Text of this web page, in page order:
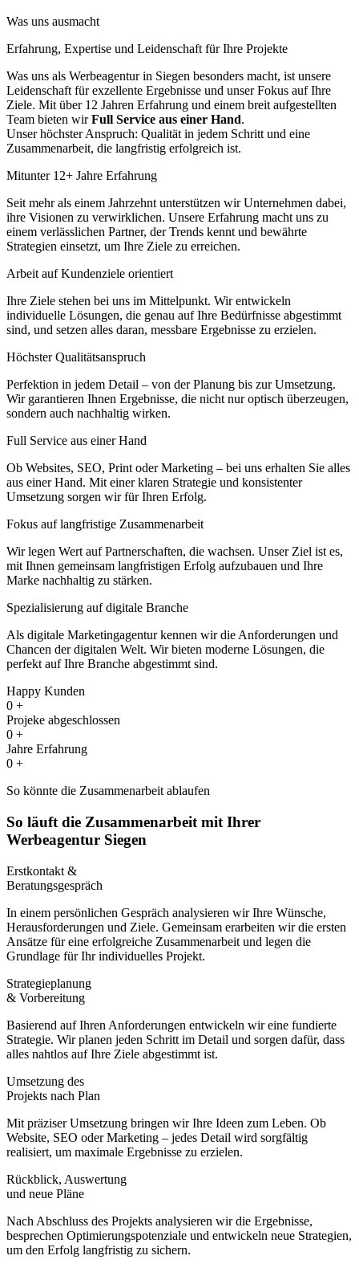
Was uns ausmacht
Erfahrung, Expertise und Leidenschaft für Ihre Projekte
Was uns als Werbeagentur in Siegen besonders macht, ist unsere
Leidenschaft für exzellente Ergebnisse und unser Fokus auf Ihre
Ziele. Mit über 12 Jahren Erfahrung und einem breit aufgestellten
Team bieten wirFull Service aus einer Hand.
Unser höchster Anspruch: Qualität in jedem Schritt und eine
Zusammenarbeit, die langfristig erfolgreich ist.
Mitunter 12+ Jahre Erfahrung
Seit mehr als einem Jahrzehnt unterstützen wir Unternehmen dabei,
ihre Visionen zu verwirklichen. Unsere Erfahrung macht uns zu
einem verlässlichen Partner, der Trends kennt und bewährte
Strategien einsetzt, um Ihre Ziele zu erreichen.
Arbeit auf Kundenziele orientiert
Ihre Ziele stehen bei uns im Mittelpunkt. Wir entwickeln
individuelle Lösungen, die genau auf Ihre Bedürfnisse abgestimmt
sind, und setzen alles daran, messbare Ergebnisse zu erzielen.
Höchster Qualitätsanspruch
Perfektion in jedem Detail – von der Planung bis zur Umsetzung.
Wir garantieren Ihnen Ergebnisse, die nicht nur optisch überzeugen,
sondern auch nachhaltig wirken.
Full Service aus einer Hand
Ob Websites, SEO, Print oder Marketing – bei uns erhalten Sie alles
aus einer Hand. Mit einer klaren Strategie und konsistenter
Umsetzung sorgen wir für Ihren Erfolg.
Fokus auf langfristige Zusammenarbeit
Wir legen Wert auf Partnerschaften, die wachsen. Unser Ziel ist es,
mit Ihnen gemeinsam langfristigen Erfolg aufzubauen und Ihre
Marke nachhaltig zu stärken.
Spezialisierung auf digitale Branche
Als digitale Marketingagentur kennen wir die Anforderungen und
Chancen der digitalen Welt. Wir bieten moderne Lösungen, die
perfekt auf Ihre Branche abgestimmt sind.
Happy Kunden
0 +
Projeke abgeschlossen
0 +
Jahre Erfahrung
0 +
So könnte die Zusammenarbeit ablaufen
So läuft die Zusammenarbeit mit Ihrer
Werbeagentur Siegen
Erstkontakt &
Beratungsgespräch
In einem persönlichen Gespräch analysieren wir Ihre Wünsche,
Herausforderungen und Ziele. Gemeinsam erarbeiten wir die ersten
Ansätze für eine erfolgreiche Zusammenarbeit und legen die
Grundlage für Ihr individuelles Projekt.
Strategieplanung
& Vorbereitung
Basierend auf Ihren Anforderungen entwickeln wir eine fundierte
Strategie. Wir planen jeden Schritt im Detail und sorgen dafür, dass
alles nahtlos auf Ihre Ziele abgestimmt ist.
Umsetzung des
Projekts nach Plan
Mit präziser Umsetzung bringen wir Ihre Ideen zum Leben. Ob
Website, SEO oder Marketing – jedes Detail wird sorgfältig
realisiert, um maximale Ergebnisse zu erzielen.
Rückblick, Auswertung
und neue Pläne
Nach Abschluss des Projekts analysieren wir die Ergebnisse,
besprechen Optimierungspotenziale und entwickeln neue Strategien,
um den Erfolg langfristig zu sichern.